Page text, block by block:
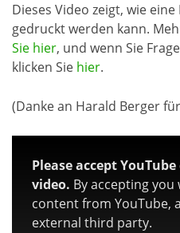
Dieses Video zeigt, wie
gedruckt werden kann.
Sie hier, und wenn Sie
klicken Sie hier.
(Danke an Harald Berger
Please accept
video. By accepting you
content from YouTube,
external third party.